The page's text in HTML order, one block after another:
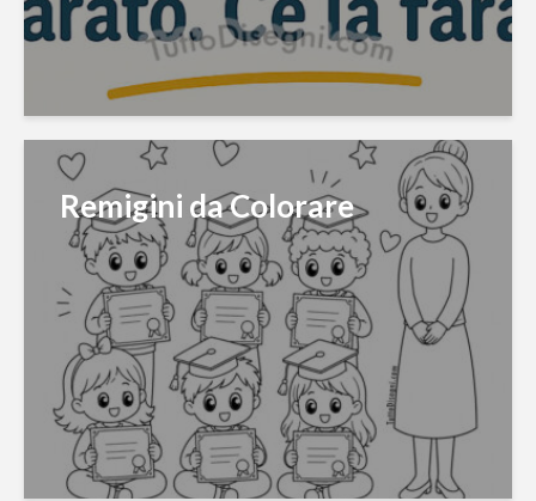
Remigini da Colorare